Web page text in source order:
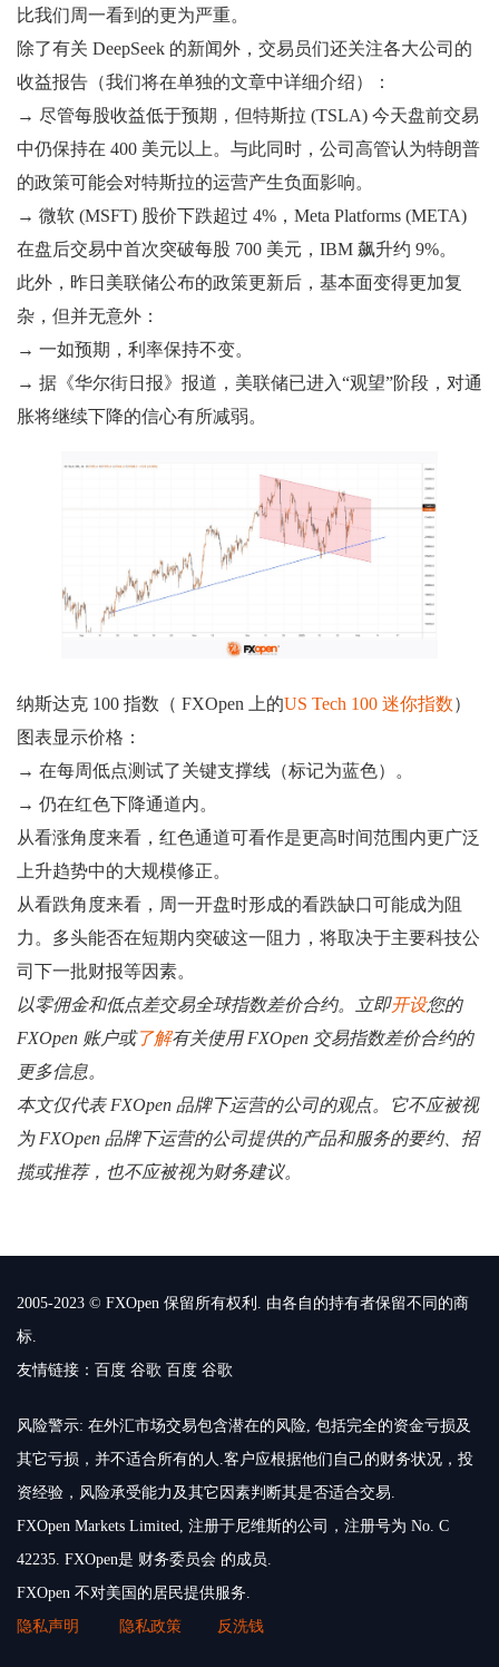
比我们周一看到的更为严重。
除了有关 DeepSeek 的新闻外，交易员们还关注各大公司的
收益报告（我们将在单独的文章中详细介绍）：
→ 尽管每股收益低于预期，但特斯拉 (TSLA) 今天盘前交易
中仍保持在 400 美元以上。与此同时，公司高管认为特朗普
的政策可能会对特斯拉的运营产生负面影响。
→ 微软 (MSFT) 股价下跌超过 4%，Meta Platforms (META)
在盘后交易中首次突破每股 700 美元，IBM 飙升约 9%。
此外，昨日美联储公布的政策更新后，基本面变得更加复
杂，但并无意外：
→ 一如预期，利率保持不变。
→ 据《华尔街日报》报道，美联储已进入“观望”阶段，对通
胀将继续下降的信心有所减弱。
纳斯达克 100 指数（ FXOpen 上的US Tech 100 迷你指数）
图表显示价格：
→ 在每周低点测试了关键支撑线（标记为蓝色）。
→ 仍在红色下降通道内。
从看涨角度来看，红色通道可看作是更高时间范围内更广泛
上升趋势中的大规模修正。
从看跌角度来看，周一开盘时形成的看跌缺口可能成为阻
力。多头能否在短期内突破这一阻力，将取决于主要科技公
司下一批财报等因素。
以零佣金和低点差交易全球指数差价合约。立即开设您的
FXOpen 账户或了解有关使用 FXOpen 交易指数差价合约的
更多信息。
本文仅代表 FXOpen 品牌下运营的公司的观点。它不应被视
为 FXOpen 品牌下运营的公司提供的产品和服务的要约、招
揽或推荐，也不应被视为财务建议。
2005-2023 © FXOpen 保留所有权利. 由各自的持有者保留不同的商
标.
友情链接： 百度 谷歌 百度 谷歌
风险警示: 在外汇市场交易包含潜在的风险, 包括完全的资金亏损及
其它亏损，并不适合所有的人.客户应根据他们自己的财务状况，投
资经验，风险承受能力及其它因素判断其是否适合交易.
FXOpen Markets Limited, 注册于尼维斯的公司，注册号为 No. C
42235. FXOpen是 财务委员会 的成员.
FXOpen 不对美国的居民提供服务.
隐私声明
隐私政策 反洗钱